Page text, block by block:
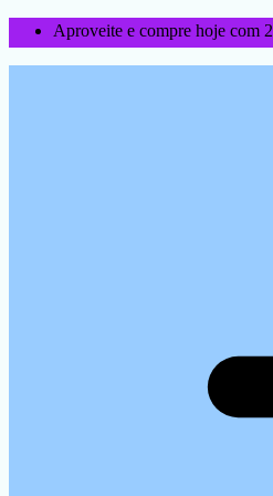
Aproveite e compre hoje com